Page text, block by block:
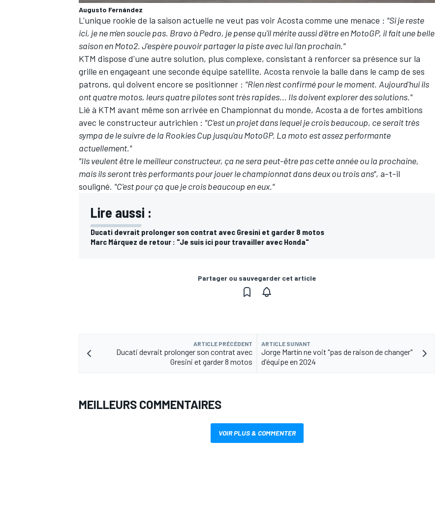
Augusto Fernández
L'unique rookie de la saison actuelle ne veut pas voir Acosta comme une menace : "Si je reste
ici, je ne m'en soucie pas. Bravo à Pedro, je pense qu'il mérite aussi d'être en MotoGP, il fait une belle
saison en Moto2. J'espère pouvoir partager la piste avec lui l'an prochain."
KTM dispose d'une autre solution, plus complexe, consistant à renforcer sa présence sur la
grille en engageant une seconde équipe satellite. Acosta renvoie la balle dans le camp de ses
patrons, qui doivent encore se positionner : "Rien n'est confirmé pour le moment. Aujourd'hui ils
ont quatre motos, leurs quatre pilotes sont très rapides... Ils doivent explorer des solutions."
Lié à KTM avant même son arrivée en Championnat du monde, Acosta a de fortes ambitions
avec le constructeur autrichien : "C'est un projet dans lequel je crois beaucoup, ce serait très
sympa de le suivre de la Rookies Cup jusqu'au MotoGP. La moto est assez performante
actuellement."
"Ils veulent être le meilleur constructeur, ça ne sera peut-être pas cette année ou la prochaine,
mais ils seront très performants pour jouer le championnat dans deux ou trois ans", a-t-il
souligné. "C'est pour ça que je crois beaucoup en eux."
Lire aussi :
Ducati devrait prolonger son contrat avec Gresini et garder 8 motos
Marc Márquez de retour : "Je suis ici pour travailler avec Honda"
Partager ou sauvegarder cet article
ARTICLE PRÉCÉDENT
Ducati devrait prolonger son contrat avec
Gresini et garder 8 motos
ARTICLE SUIVANT
Jorge Martín ne voit "pas de raison de changer"
d'équipe en 2024
MEILLEURS COMMENTAIRES
VOIR PLUS & COMMENTER